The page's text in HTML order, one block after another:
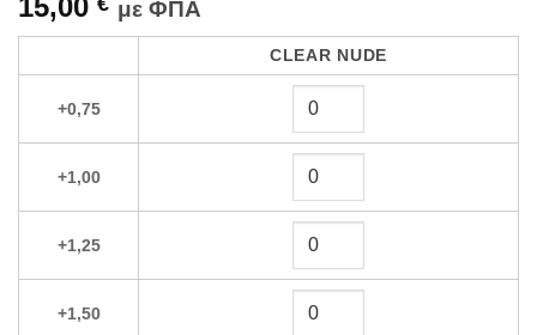
με ΦΠΑ
CLEAR NUDE
+0,75
+1,00
+1,25
+1,50